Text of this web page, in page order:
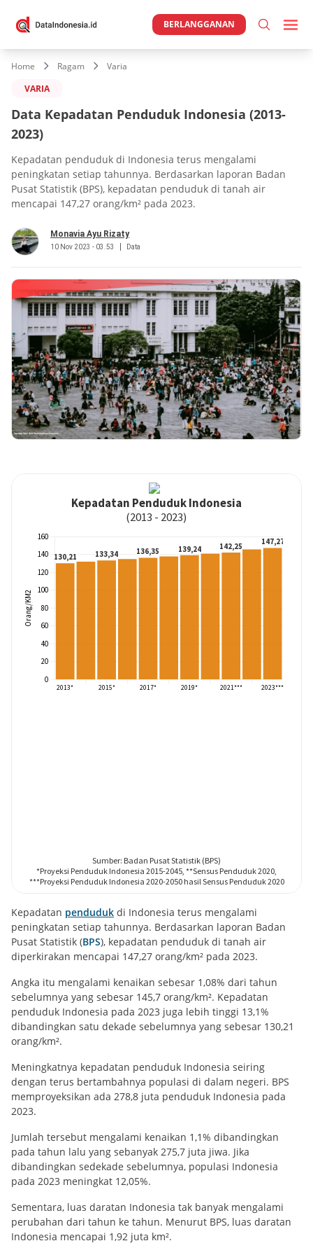
BERLANGGANAN
Home Ragam
Varia
VARIA
Data Kepadatan Penduduk Indonesia (2013-
2023)
Kepadatan penduduk di Indonesia terus mengalami
peningkatan setiap tahunnya. Berdasarkan laporan Badan
Pusat Statistik (BPS), kepadatan penduduk di tanah air
mencapai 147,27 orang/km² pada 2023.
Monavia Ayu Rizaty
10 Nov 2023 - 03.53 Data
Kepadatan penduduk di Indonesia terus mengalami
peningkatan setiap tahunnya. Berdasarkan laporan Badan
Pusat Statistik (BPS), kepadatan penduduk di tanah air
diperkirakan mencapai 147,27 orang/km² pada 2023.
Angka itu mengalami kenaikan sebesar 1,08% dari tahun
sebelumnya yang sebesar 145,7 orang/km². Kepadatan
penduduk Indonesia pada 2023 juga lebih tinggi 13,1%
dibandingkan satu dekade sebelumnya yang sebesar 130,21
orang/km².
Meningkatnya kepadatan penduduk Indonesia seiring
dengan terus bertambahnya populasi di dalam negeri. BPS
memproyeksikan ada 278,8 juta penduduk Indonesia pada
2023.
Jumlah tersebut mengalami kenaikan 1,1% dibandingkan
pada tahun lalu yang sebanyak 275,7 juta jiwa. Jika
dibandingkan sedekade sebelumnya, populasi Indonesia
pada 2023 meningkat 12,05%.
Sementara, luas daratan Indonesia tak banyak mengalami
perubahan dari tahun ke tahun. Menurut BPS, luas daratan
Indonesia mencapai 1,92 juta km².